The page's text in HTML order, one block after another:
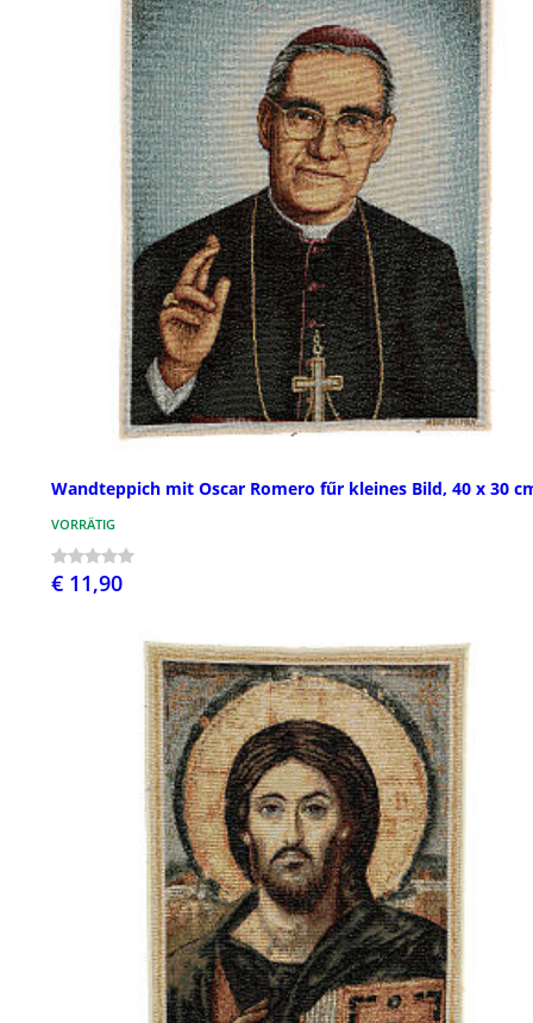
Wandteppich mit Oscar Romero fűr kleines Bild, 40 x 30
VORRÄTIG
€ 11,90